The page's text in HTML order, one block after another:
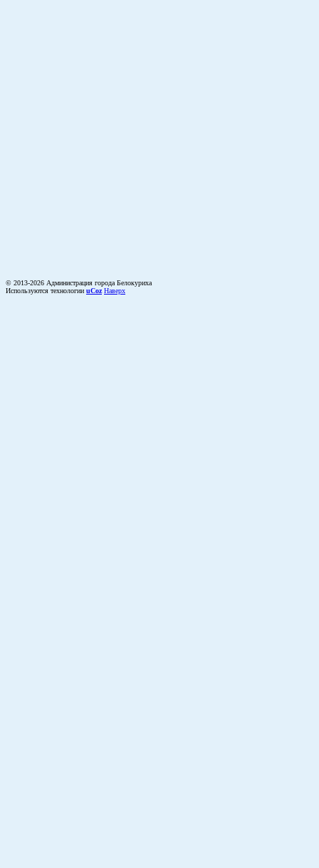
© 2013-2026 Администрация города Белокуриха
Используются технологии uCoz Наверх